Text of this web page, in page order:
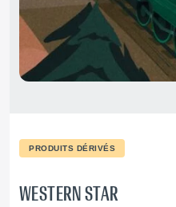
PRODUITS DÉRIVÉS
WESTERN STAR